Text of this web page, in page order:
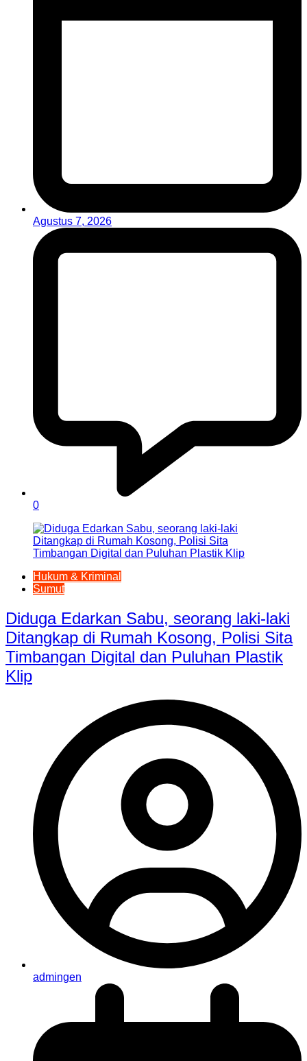
Agustus 7, 2026
0
Hukum & Kriminal
Sumut
Diduga Edarkan Sabu, seorang laki-laki
Ditangkap di Rumah Kosong, Polisi Sita
Timbangan Digital dan Puluhan Plastik
Klip
admingen